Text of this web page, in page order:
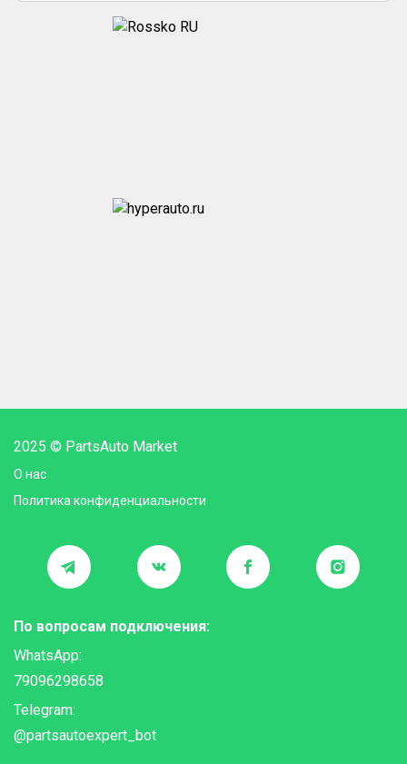
2025 © PartsAuto Market
О нас
Политика конфиденциальности
По вопросам подключения:
WhatsApp:
79096298658
Telegram:
@partsautoexpert_bot